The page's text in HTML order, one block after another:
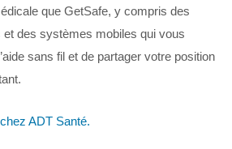
que GetSafe, y compris des
des systèmes mobiles qui vous
sans fil et de partager votre position
ADT Santé.